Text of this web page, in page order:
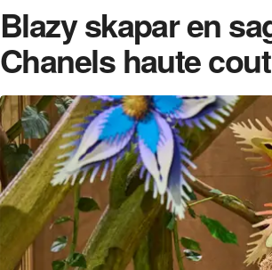
Blazy skapar en
Chanels haute